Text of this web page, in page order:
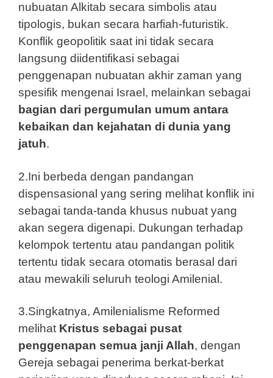
nubuatan Alkitab secara simbolis atau
tipologis, bukan secara harfiah-futuristik.
Konflik geopolitik saat ini tidak secara
langsung diidentifikasi sebagai
penggenapan nubuatan akhir zaman yang
spesifik mengenai Israel, melainkan sebagai
bagian dari pergumulan umum antara
kebaikan dan kejahatan di dunia yang
jatuh.
2.Ini berbeda dengan pandangan
dispensasional yang sering melihat konflik ini
sebagai tanda-tanda khusus nubuat yang
akan segera digenapi. Dukungan terhadap
kelompok tertentu atau pandangan politik
tertentu tidak secara otomatis berasal dari
atau mewakili seluruh teologi Amilenial.
3.Singkatnya, Amilenialisme Reformed
melihat Kristus sebagai pusat
penggenapan semua janji Allah, dengan
Gereja sebagai penerima berkat-berkat